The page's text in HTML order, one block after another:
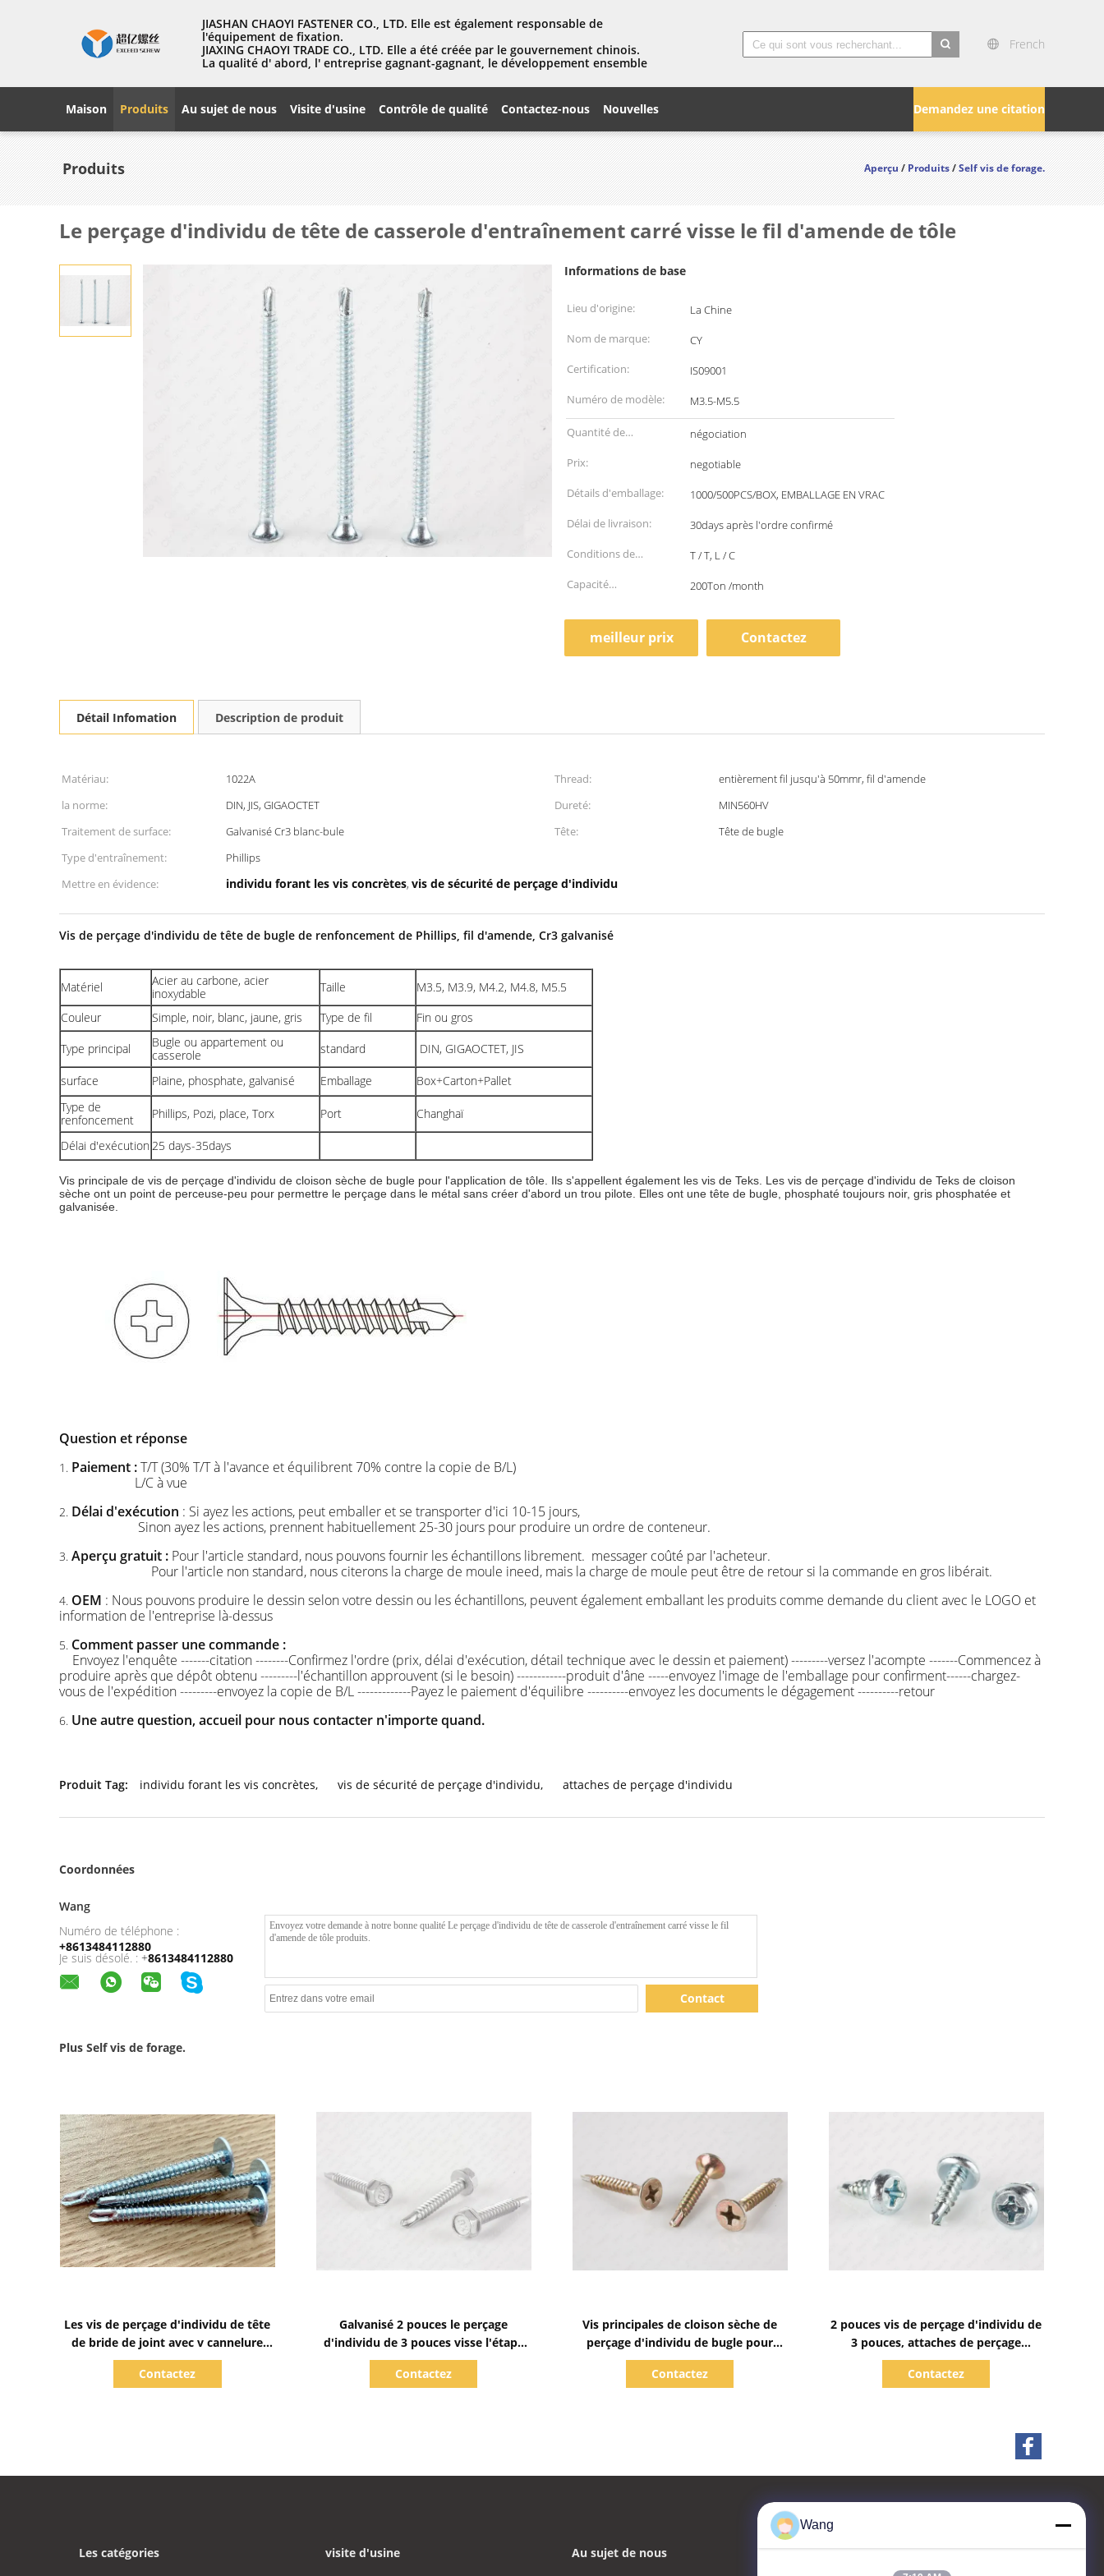
JIASHAN CHAOYI FASTENER CO., LTD. Elle est également responsable de
l'équipement de fixation.
JIAXING CHAOYI TRADE CO., LTD. Elle a été créée par le gouvernement chinois.
La qualité d' abord, l' entreprise gagnant-gagnant, le développement ensemble
French
Demandez une citation
Maison Produits Au sujet de nous Visite d'usine Contrôle de qualité Contactez-nous Nouvelles
Produits Aperçu/Produits/Self vis de forage.
Le perçage d'individu de tête de casserole d'entraînement carré visse le fil d'amende de tôle
Informations de base
Lieu d'origine:
La Chine
Nom de marque:
CY
Certification:
IS09001
Numéro de modèle:
M3.5-M5.5
Quantité de
commande min:
négociation
Prix:
negotiable
Détails d'emballage:
1000/500PCS/BOX, EMBALLAGE EN VRAC
Délai de livraison:
30days après l'ordre confirmé
Conditions de
paiement:
T / T, L / C
Capacité
200Ton /month
meilleur prix Contactez
Détail Infomation Description de produit
Matériau: 1022A Thread:
entièrement fil jusqu'à 50mmr, fil d'amende
la norme:
DIN, JIS, GIGAOCTET Dureté:
MIN560HV
Traitement de surface:
Galvanisé Cr3 blanc-bule Tête:
Tête de bugle
Type d'entraînement:
Phillips
Mettre en évidence:
individu forant les vis concrètes, vis de sécurité de perçage d'individu
Vis de perçage d'individu de tête de bugle de renfoncement de Phillips, fil d'amende, Cr3 galvanisé
Matériel
Acier au carbone, acier
inoxydable
Taille
M3.5, M3.9, M4.2, M4.8, M5.5
Couleur
Simple, noir, blanc, jaune, gris Type de fil
Fin ou gros
Type principal
Bugle ou appartement ou
casserole
standard DIN, GIGAOCTET, JIS
surface Plaine, phosphate, galvanisé Emballage
Box+Carton+Pallet
Type de
renfoncement
Phillips, Pozi, place, Torx Port Changhaï
Délai d'exécution 25 days-35days
Vis principale de vis de perçage d'individu de cloison sèche de bugle pour l'application de tôle. Ils s'appellent également les vis de Teks. Les vis de perçage d'individu de Teks de cloison
sèche ont un point de perceuse-peu pour permettre le perçage dans le métal sans créer d'abord un trou pilote. Elles ont une tête de bugle, phosphaté toujours noir, gris phosphatée et
galvanisée.
Question et réponse
1. Paiement :T/T (30% T/T à l'avance et équilibrent 70% contre la copie de B/L)
L/C à vue
2. Délai d'exécution : Si ayez les actions, peut emballer et se transporter d'ici 10-15 jours,
Sinon ayez les actions, prennent habituellement 25-30 jours pour produire un ordre de conteneur.
3. Aperçu gratuit : Pour l'article standard, nous pouvons fournir les échantillons librement. messager coûté par l'acheteur.
Pour l'article non standard, nous citerons la charge de moule ineed, mais la charge de moule peut être de retour si la commande en gros libérait.
4. OEM : Nous pouvons produire le dessin selon votre dessin ou les échantillons, peuvent également emballant les produits comme demande du client avec le LOGO et
information de l'entreprise là-dessus
5. Comment passer une commande :
Envoyez l'enquête -------citation --------Confirmez l'ordre (prix, délai d'exécution, détail technique avec le dessin et paiement) ---------versez l'acompte -------Commencez à
produire après que dépôt obtenu ---------l'échantillon approuvent (si le besoin) ------------produit d'âne -----envoyez l'image de l'emballage pour confirment------chargez-
vous de l'expédition ---------envoyez la copie de B/L -------------Payez le paiement d'équilibre ----------envoyez les documents le dégagement ----------retour
6. Une autre question, accueil pour nous contacter n'importe quand.
Produit Tag: individu forant les vis concrètes, vis de sécurité de perçage d'individu, attaches de perçage d'individu
Coordonnées
Wang
Numéro de téléphone :
+8613484112880
Je suis désolé. : +8613484112880
Contact
Plus Self vis de forage.
Les vis de perçage d'individu de tête
de bride de joint avec v cannelure
Baypole visse PH2
Contactez
Galvanisé 2 pouces le perçage
d'individu de 3 pouces visse l'étape
principale ronde de renfoncement de
Phillips sous la tête
Contactez
Vis principales de cloison sèche de
perçage d'individu de bugle pour
galvanisé jaune épais en métal Cr6
Contactez
2 pouces vis de perçage d'individu de
3 pouces, attaches de perçage
d'individu de Teks
Contactez
Les catégories visite d'usine Au sujet de nous Contactez-nous
Wang